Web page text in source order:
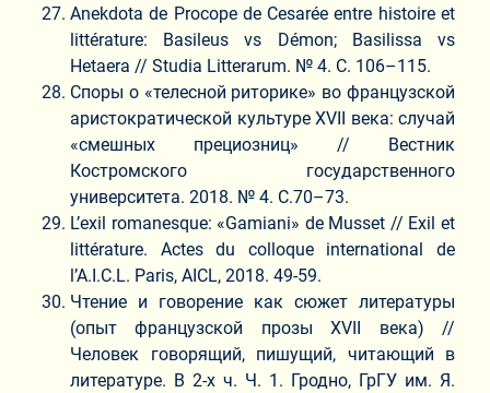
Anekdota de Procope de Cesarée entre histoire et
littérature: Basileus vs Démon; Basilissa vs
Hetaera // Studia Litterarum. № 4. С. 106–115.
Споры о «телесной риторике» во французской
аристократической культуре XVII века: случай
«смешных прециозниц» // Вестник
Костромского государственного
университета. 2018. № 4. С.70–73.
L’exil romanesque: «Gamiani» de Musset // Exil et
littérature. Actes du colloque international de
l’A.I.C.L. Paris, AICL, 2018. 49-59.
Чтение и говорение как сюжет литературы
(опыт французской прозы XVII века) //
Человек говорящий, пишущий, читающий в
литературе. В 2-х ч. Ч. 1. Гродно, ГрГУ им. Я.